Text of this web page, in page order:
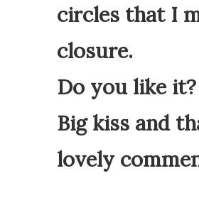
circles that I
closure.
Do you like it?
Big kiss and
lovely